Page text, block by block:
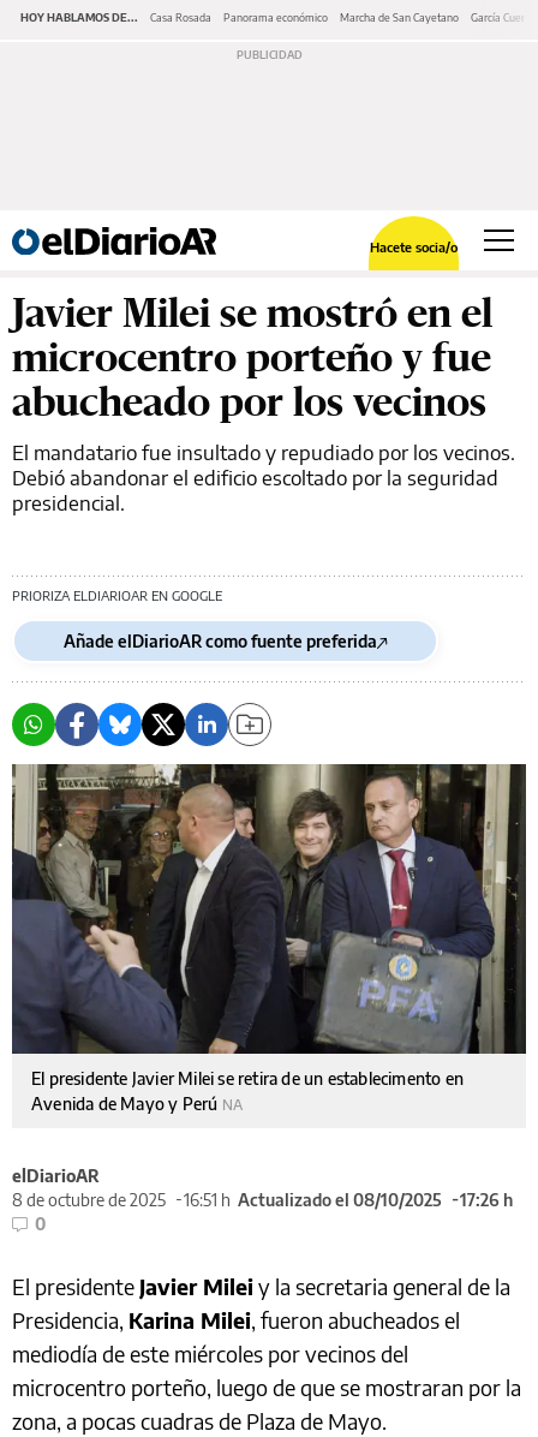
HOY HABLAMOS DE... Casa Rosada Panorama económico Marcha de San Cayetano García Cuerva
Hacete socia/o
Javier Milei se mostró en el
microcentro porteño y fue
abucheado por los vecinos
El mandatario fue insultado y repudiado por los vecinos.
Debió abandonar el edificio escoltado por la seguridad
presidencial.
PRIORIZA ELDIARIOAR EN GOOGLE
Añade elDiarioAR como fuente preferida
El presidente Javier Milei se retira de un establecimento en
Avenida de Mayo y Perú NA
elDiarioAR
8 de octubre de 2025
16:51 h Actualizado el 08/10/2025
17:26 h
0
El presidente Javier Mileiy la secretaria general de la
Presidencia, Karina Milei, fueron abucheados el
mediodía de este miércoles por vecinos del
microcentro porteño, luego de que se mostraran por la
zona, a pocas cuadras de Plaza de Mayo.